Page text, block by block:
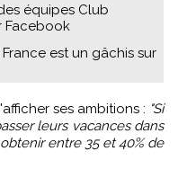
équipes Club
Facebook
France est un gâchis sur
ses ambitions : "Si
leurs vacances dans
entre 35 et 40% de